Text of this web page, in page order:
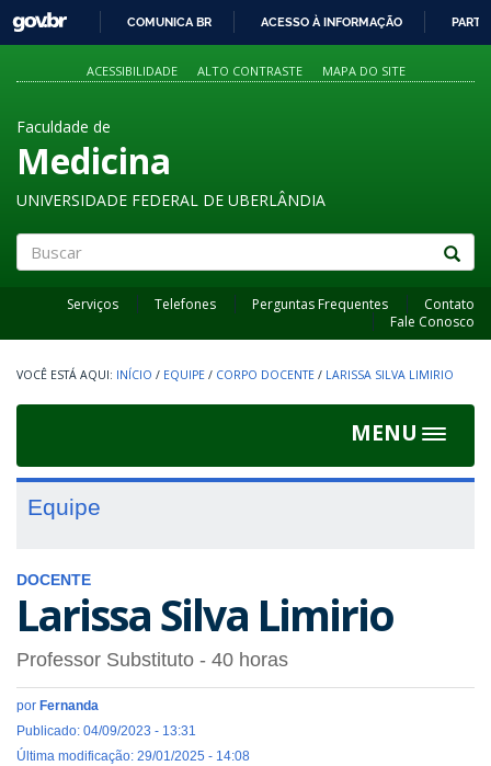
PARA
O
GOVBR
COMUNICA BR ACESSO À INFORMAÇÃO
ACESSIBILIDADE ALTO CONTRASTE MAPA DO SITE
Faculdade de
Medicina
UNIVERSIDADE FEDERAL DE UBERLÂNDIA
Serviços Telefones Perguntas Frequentes
Contato
Fale Conosco
INÍCIO / EQUIPE / CORPO DOCENTE / LARISSA SILVA LIMIRIO
MENU
Toggle
Equipe
DOCENTE
Larissa Silva Limirio
Professor Substituto - 40 horas
por Fernanda
Publicado: 04/09/2023 - 13:31
Última modificação: 29/01/2025 - 14:08